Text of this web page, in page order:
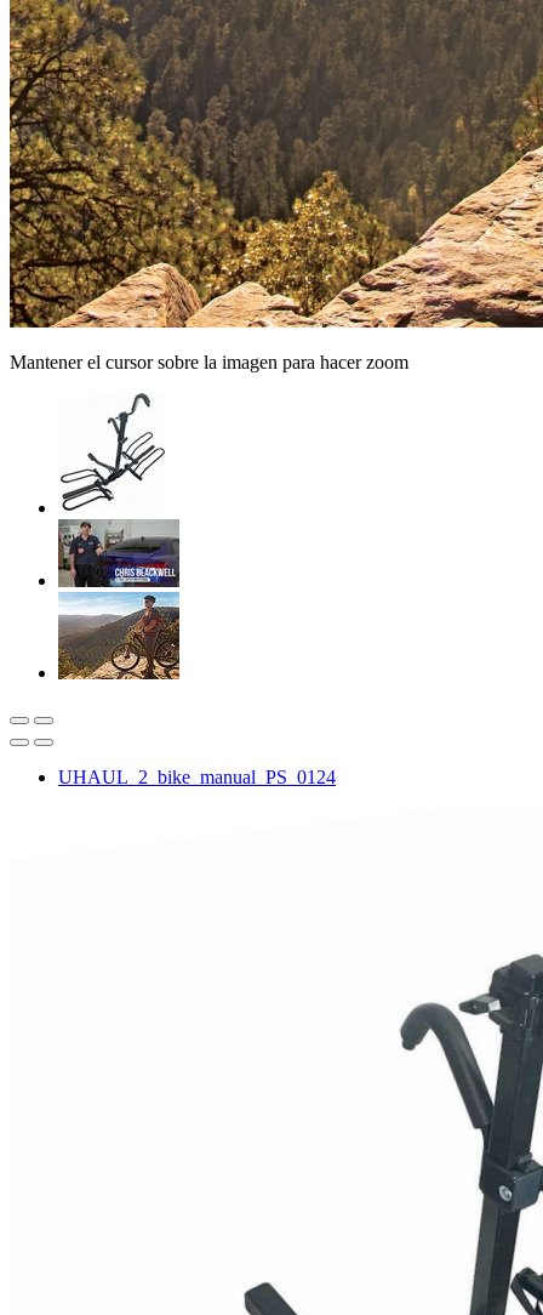
Mantener el cursor sobre la imagen para hacer zoom
UHAUL_2_bike_manual_PS_0124